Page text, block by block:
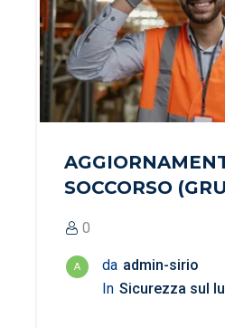
SOCCORSO
0
A da admin-sirio
In Sicurezza sul